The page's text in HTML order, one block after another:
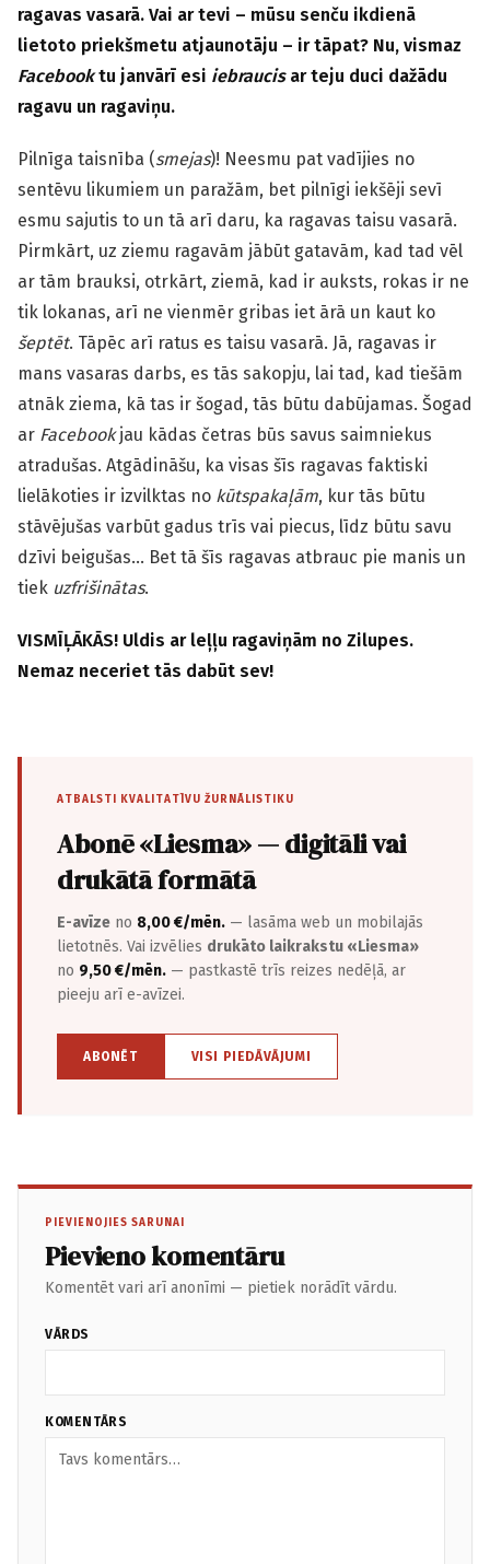
ragavas vasarā. Vai ar tevi – mūsu senču ikdienā
lietoto priekšmetu atjaunotāju – ir tāpat? Nu, vismaz
Facebooktu janvārī esi iebraucisar teju duci dažādu
ragavu un ragaviņu.
Pilnīga taisnība (smejas)! Neesmu pat vadījies no
sentēvu likumiem un paražām, bet pilnīgi iekšēji sevī
esmu sajutis to un tā arī daru, ka ragavas taisu vasarā.
Pirmkārt, uz ziemu ragavām jābūt gatavām, kad tad vēl
ar tām brauksi, otrkārt, ziemā, kad ir auksts, rokas ir ne
tik lokanas, arī ne vienmēr gribas iet ārā un kaut ko
šeptēt. Tāpēc arī ratus es taisu vasarā. Jā, ragavas ir
mans vasaras darbs, es tās sakopju, lai tad, kad tiešām
atnāk ziema, kā tas ir šogad, tās būtu dabūjamas. Šogad
ar Facebookjau kādas četras būs savus saimniekus
atradušas. Atgādināšu, ka visas šīs ragavas faktiski
lielākoties ir izvilktas no kūtspakaļām, kur tās būtu
stāvējušas varbūt gadus trīs vai piecus, līdz būtu savu
dzīvi beigušas… Bet tā šīs ragavas atbrauc pie manis un
tiek uzfrišinātas.
VISMĪĻĀKĀS! Uldis ar leļļu ragaviņām no Zilupes.
Nemaz neceriet tās dabūt sev!
ATBALSTI KVALITATĪVU ŽURNĀLISTIKU
Abonē «Liesma» — digitāli vai
drukātā formātā
E-avīze no 8,00 €/mēn. — lasāma web un mobilajās
lietotnēs. Vai izvēlies drukāto laikrakstu «Liesma»
no 9,50 €/mēn. — pastkastē trīs reizes nedēļā, ar
pieeju arī e-avīzei.
ABONĒT VISI PIEDĀVĀJUMI
PIEVIENOJIES SARUNAI
Pievieno komentāru
Komentēt vari arī anonīmi — pietiek norādīt vārdu.
VĀRDS
KOMENTĀRS